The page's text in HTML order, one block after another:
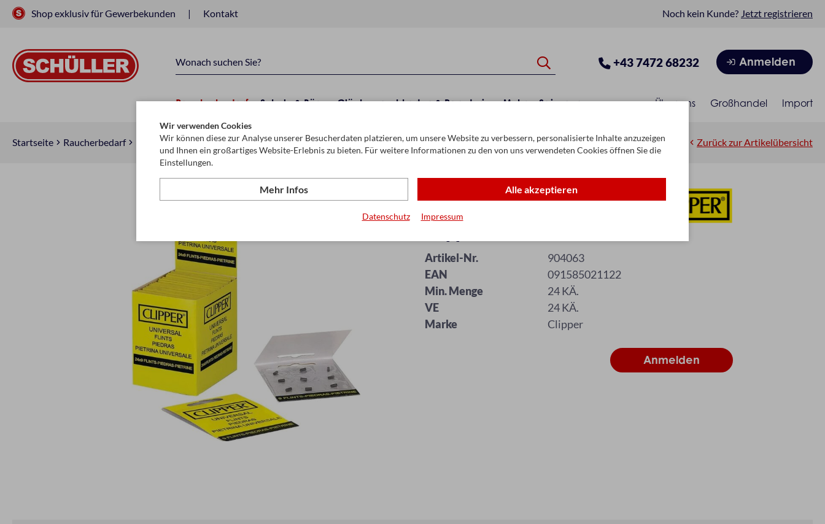
Shop exklusiv für Gewerbekunden Kontakt Noch kein Kunde? Jetzt registrieren
+43 7472 68232 Anmelden
Raucherbedarf Schule & Büro Glückwunschkarten & Papeterie Mehr Saisonen Über uns Großhandel Import
Startseite Raucherbedarf Raucherzubehör Feuerzeug-Zubehör Zurück zur Artikelübersicht
Artikel-Nr.
904063
EAN
091585021122
Min. Menge
24 KÄ.
VE
24 KÄ.
Marke
Clipper
Wir verwenden Cookies
Wir können diese zur Analyse unserer Besucherdaten platzieren, um unsere Website zu verbessern, personalisierte Inhalte anzuzeigen
und Ihnen ein großartiges Website-Erlebnis zu bieten. Für weitere Informationen zu den von uns verwendeten Cookies öffnen Sie die
Einstellungen.
Mehr Infos Alle akzeptieren
Datenschutz Impressum